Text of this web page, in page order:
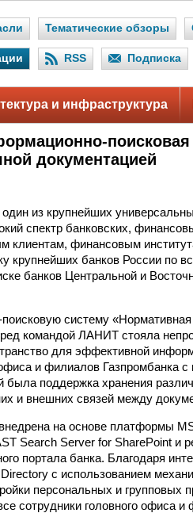
Тематические обзоры
RSS Подписка
и инфраструктура
документацией
из крупнейших
спектр банковских,
клиентам, финансовым
крупнейших банков России по
банков Центральной и
систему «Нормативная
командой ЛАНИТ стояла
для эффективной
и филиалов Газпромбанка с
поддержка хранения
и внешних связей между
на основе платформы
Search Server for SharePoint и
портала банка. Благодаря
с использованием
персональных и групповых
сотрудники головного офиса